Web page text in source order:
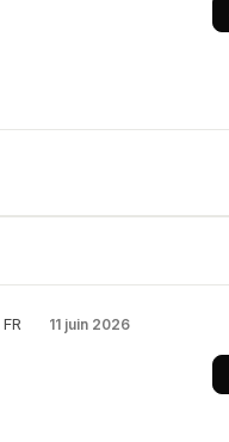
FR 11 juin 2026